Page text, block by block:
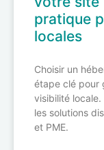
pratique
locales
Choisir un
étape clé pour
visibilité
les solutions
et PME.